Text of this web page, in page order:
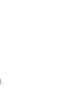
.